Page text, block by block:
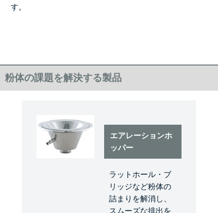
す。
粉体の課題を解決する製品
エアレーションホ
ッパー
ラットホール・ブ
リッジなど粉体の
詰まりを解消し、
スムーズな排出を